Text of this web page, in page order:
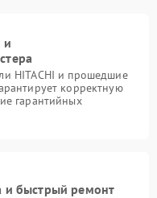
и
HITACHI и прошедшие
корректную
гарантийных
и быстрый ремонт